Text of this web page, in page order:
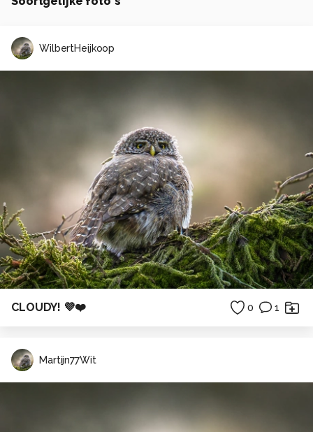
WilbertHeijkoop
CLOUDY! 💜❤️ 0 1
Martijn77Wit